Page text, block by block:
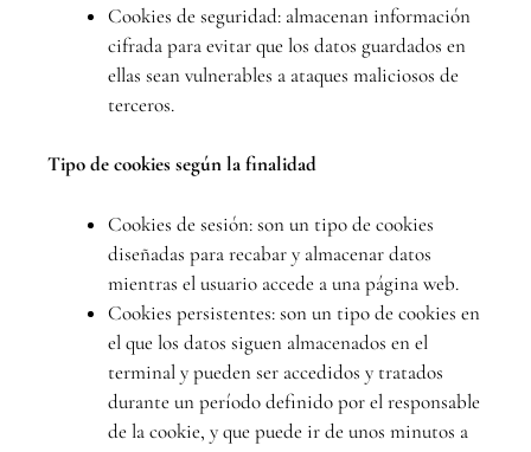
Cookies de seguridad: almacenan información
cifrada para evitar que los datos guardados en
ellas sean vulnerables a ataques maliciosos de
terceros.
Tipo de cookies según la finalidad
Cookies de sesión: son un tipo de cookies
diseñadas para recabar y almacenar datos
mientras el usuario accede a una página web.
Cookies persistentes: son un tipo de cookies en
el que los datos siguen almacenados en el
terminal y pueden ser accedidos y tratados
durante un período definido por el responsable
de la cookie, y que puede ir de unos minutos a